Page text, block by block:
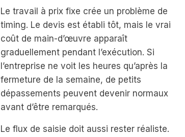
Le travail à prix fixe crée un problème de
timing. Le devis est établi tôt, mais le vrai
coût de main-d’œuvre apparaît
graduellement pendant l’exécution. Si
l’entreprise ne voit les heures qu’après la
fermeture de la semaine, de petits
dépassements peuvent devenir normaux
avant d’être remarqués.
Le flux de saisie doit aussi rester réaliste.